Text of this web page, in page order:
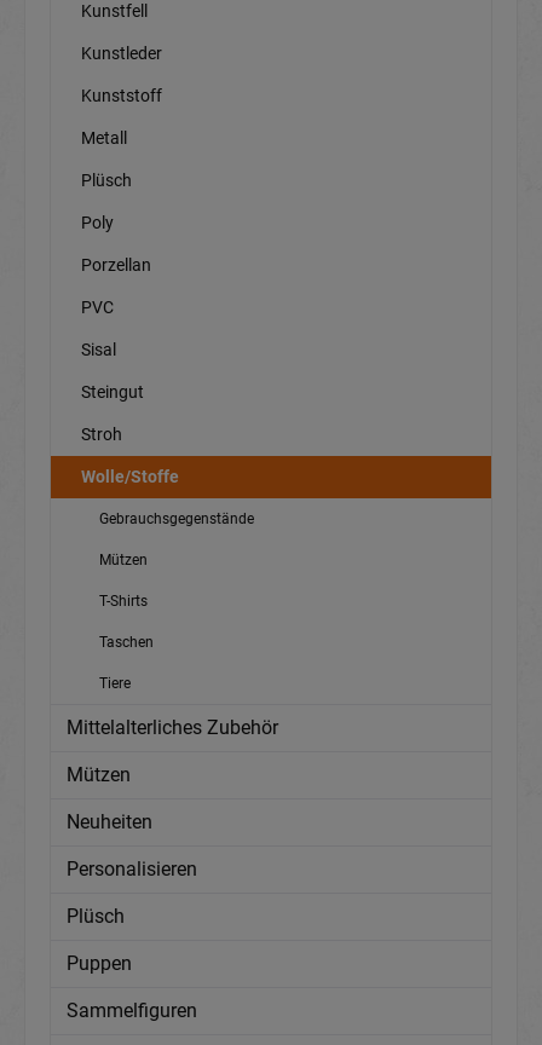
Kunstfell
Kunstleder
Kunststoff
Metall
Plüsch
Poly
Porzellan
PVC
Sisal
Steingut
Stroh
Wolle/Stoffe
Gebrauchsgegenstände
Mützen
T-Shirts
Taschen
Tiere
Mittelalterliches Zubehör
Mützen
Neuheiten
Personalisieren
Plüsch
Puppen
Sammelfiguren